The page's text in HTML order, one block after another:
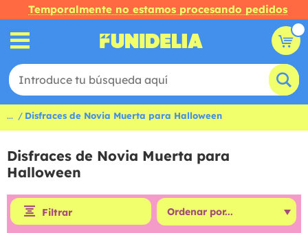
Temporalmente no estamos procesando pedidos
... Disfraces de Novia Muerta para Halloween
Disfraces de Novia Muerta para
Halloween
Filtrar